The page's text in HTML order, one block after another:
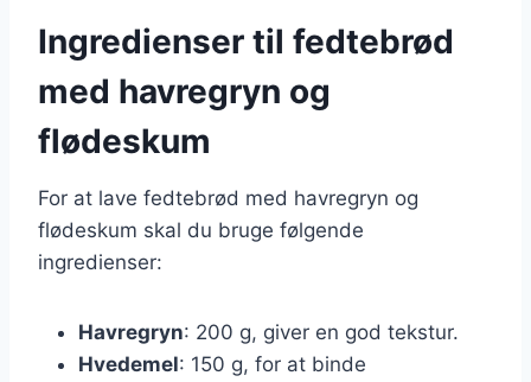
Ingredienser til fedtebrød
med havregryn og
flødeskum
For at lave fedtebrød med havregryn og
flødeskum skal du bruge følgende
ingredienser:
Havregryn: 200 g, giver en god tekstur.
Hvedemel: 150 g, for at binde